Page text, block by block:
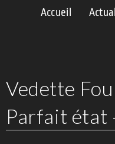
Accueil
Vedette
Parfait état